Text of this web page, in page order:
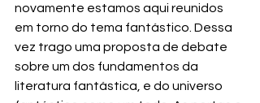
novamente estamos aqui reunidos
em torno do tema fantástico. Dessa
vez trago uma proposta de debate
sobre um dos fundamentos da
literatura fantástica, e do universo